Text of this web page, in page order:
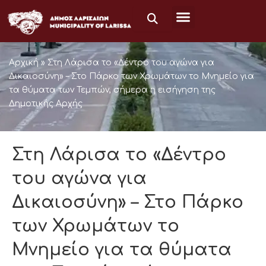
στο
περιεχόμενο
Αρχική » Στη Λάρισα το «Δέντρο του αγώνα για
Δικαιοσύνη» – Στο Πάρκο των Χρωμάτων το Μνημείο για
τα θύματα των Τεμπών, σήμερα η εισήγηση της
Δημοτικής Αρχής
Στη Λάρισα το «Δέντρο
του αγώνα για
Δικαιοσύνη» – Στο Πάρκο
των Χρωμάτων το
Μνημείο για τα θύματα